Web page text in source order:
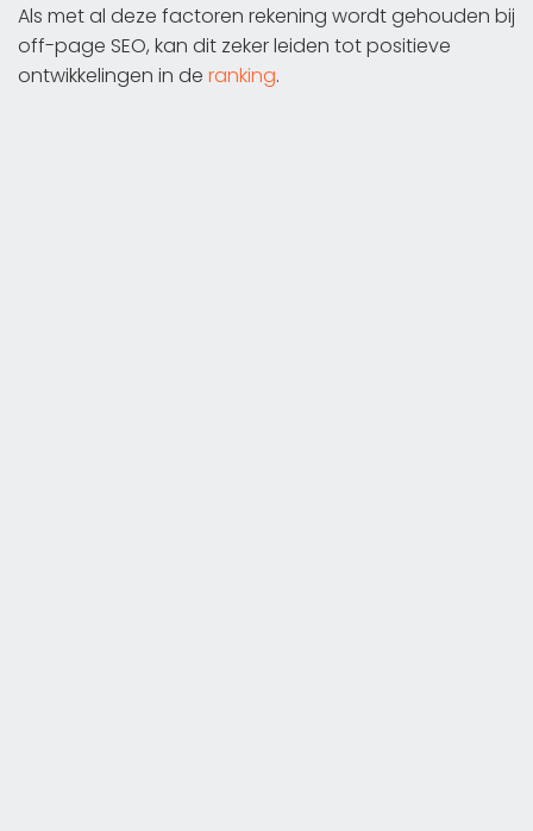
Als met al deze factoren rekening wordt gehouden bij
off-page SEO, kan dit zeker leiden tot positieve
ontwikkelingen in de ranking.